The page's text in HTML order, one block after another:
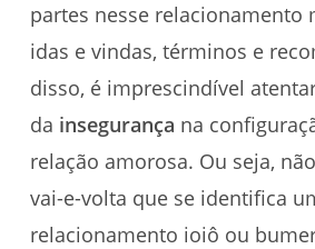
partes nesse relacionamento
idas e vindas, términos e
disso, é imprescindível
da insegurança na
relação amorosa. Ou seja,
vai-e-volta que se identifica
relacionamento ioiô ou